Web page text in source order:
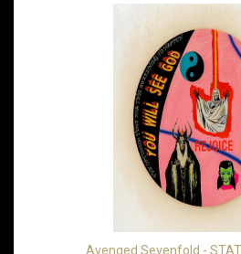
Avenged Sevenfold -